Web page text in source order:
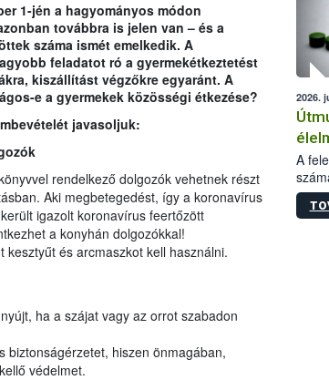
1-jén a hagyományos módon
továbbra is jelen van – és a
száma ismét emelkedik. A
feladatot ró a gyermekétkeztetést
kiszállítást végzőkre egyaránt. A
e a gyermekek közösségi étkezése?
javasoljuk:
rendelkező dolgozók vehetnek részt
Aki megbetegedést, így a koronavírus
igazolt koronavírus feertőzött
a konyhán dolgozókkal!
és arcmaszkot kell használni.
ha a szájat vagy az orrot szabadon
biztonságérzetet, hiszen önmagában,
védelmet.
2026.
A